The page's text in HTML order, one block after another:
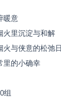
暖意
火里沉淀与和解
火与侠意的松弛
里的小确幸
组